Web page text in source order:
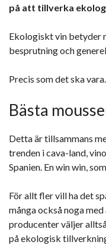
på att tillverka
Ekologiskt vin betyder
besprutning och
Precis som det ska vara.
Bästa
Detta är tillsammans
trenden i cava-land,
Spanien. En win win,
För allt fler vill ha det
många också noga
producenter väljer
på ekologisk